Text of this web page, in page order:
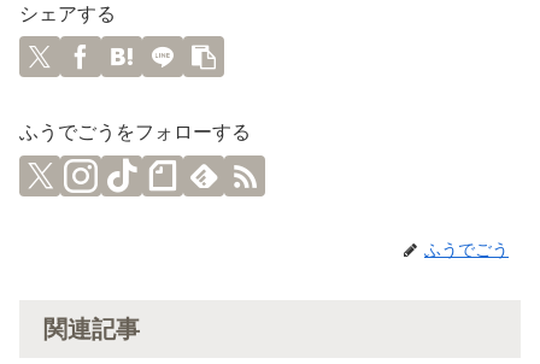
シェアする
ふうでごうをフォローする
ふうでごう
関連記事